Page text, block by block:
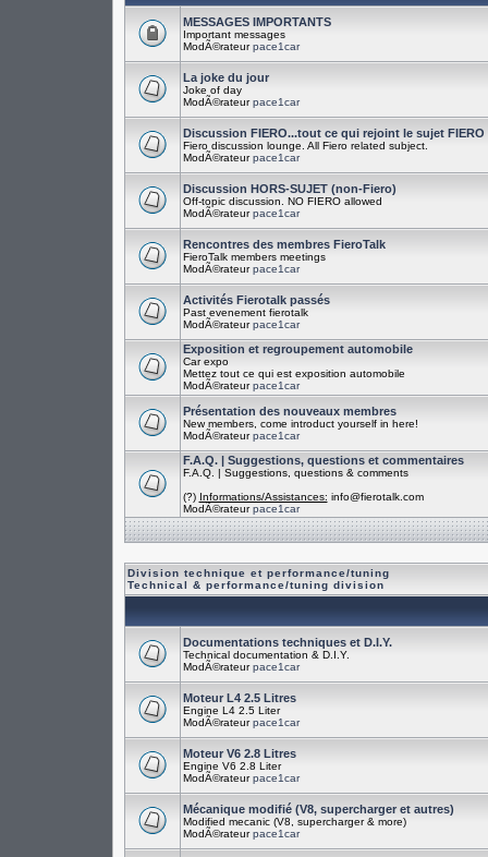
MESSAGES IMPORTANTS
Important messages
ModÃ©rateurpace1car
La joke du jour
Joke of day
ModÃ©rateurpace1car
Discussion FIERO...tout ce qui rejoint le sujet FIERO
Fiero discussion lounge. All Fiero related subject.
ModÃ©rateurpace1car
Discussion HORS-SUJET (non-Fiero)
Off-topic discussion. NO FIERO allowed
ModÃ©rateurpace1car
Rencontres des membres FieroTalk
FieroTalk members meetings
ModÃ©rateurpace1car
Activités Fierotalk passés
Past evenement fierotalk
ModÃ©rateurpace1car
Exposition et regroupement automobile
Car expo
Mettez tout ce qui est exposition automobile
ModÃ©rateurpace1car
Présentation des nouveaux membres
New members, come introduct yourself in here!
ModÃ©rateurpace1car
F.A.Q. | Suggestions, questions et commentaires
F.A.Q. | Suggestions, questions & comments
(?) Informations/Assistances: info@fierotalk.com
ModÃ©rateurpace1car
Division technique et performance/tuning
Technical & performance/tuning division
Documentations techniques et D.I.Y.
Technical documentation & D.I.Y.
ModÃ©rateurpace1car
Moteur L4 2.5 Litres
Engine L4 2.5 Liter
ModÃ©rateurpace1car
Moteur V6 2.8 Litres
Engine V6 2.8 Liter
ModÃ©rateurpace1car
Mécanique modifié (V8, supercharger et autres)
Modified mecanic (V8, supercharger & more)
ModÃ©rateurpace1car